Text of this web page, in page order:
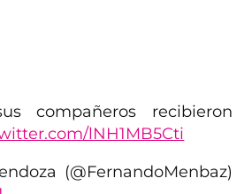
compañeros recibieron
lNH1MB5Cti
(@FernandoMenbaz)